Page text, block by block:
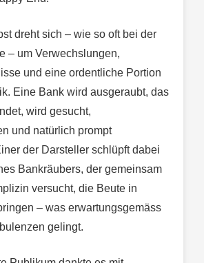
dreht sich – wie so oft bei der
– um Verwechslungen,
und eine ordentliche Portion
Eine Bank wird ausgeraubt, das
wird gesucht,
und natürlich prompt
der Darsteller schlüpft dabei
Bankräubers, der gemeinsam
versucht, die Beute in
– was erwartungsgemäss
gelingt.